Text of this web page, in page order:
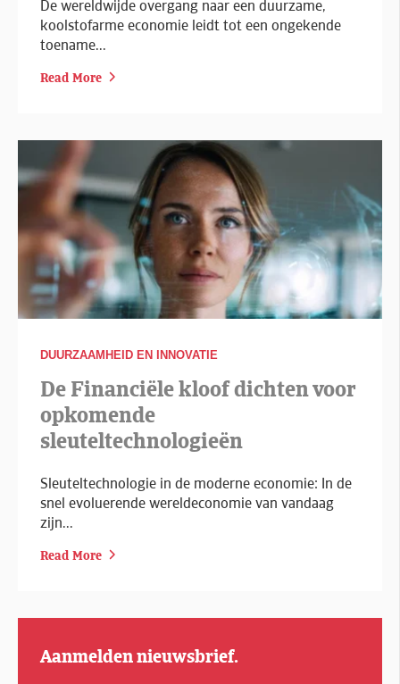
De wereldwijde overgang naar een duurzame,
koolstofarme economie leidt tot een ongekende
toename...
Read More
DUURZAAMHEID EN INNOVATIE
De Financiële kloof dichten voor
opkomende
sleuteltechnologieën
Sleuteltechnologie in de moderne economie: In de
snel evoluerende wereldeconomie van vandaag
zijn...
Read More
Aanmelden nieuwsbrief.